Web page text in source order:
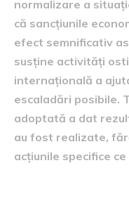
normalizare a
că sancțiunile
efect semnificativ
susține activități
internațională a
escaladări posibile.
adoptată a dat
au fost realizate,
acțiunile specifice